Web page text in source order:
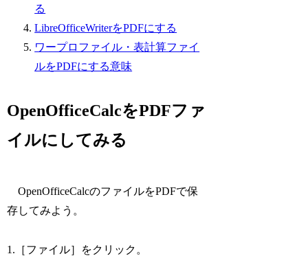
る
LibreOfficeWriterをPDFにする
ワープロファイル・表計算ファイ
ルをPDFにする意味
OpenOfficeCalcをPDFファ
イルにしてみる
OpenOfficeCalcのファイルをPDFで保
存してみよう。
1.［ファイル］をクリック。